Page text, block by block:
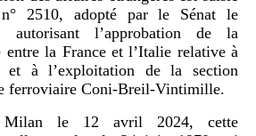
2510, adopté par le Sénat le
l’approbation de la
entre la France et l’Italie relative à
et à l’exploitation de la section
ferroviaire Coni-Breil-Vintimille.
Milan le 12 avril 2024, cette